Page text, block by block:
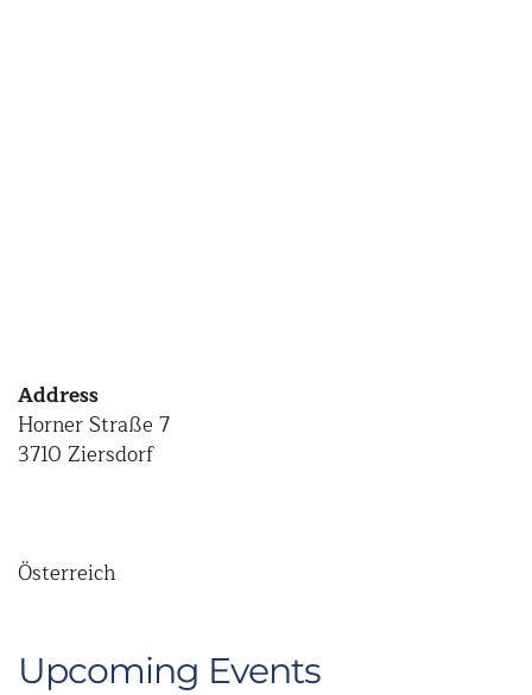
Address
Horner Straße 7
3710 Ziersdorf
Österreich
Upcoming Events